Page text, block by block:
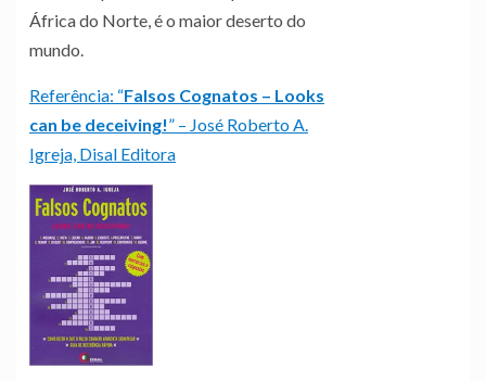
África do Norte, é o maior deserto do
mundo.
Referência: “Falsos Cognatos – Looks
can be deceiving!” – José Roberto A.
Igreja, Disal Editora